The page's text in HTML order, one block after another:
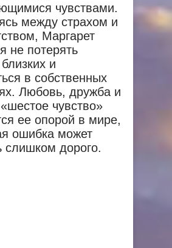
чувствами.
между страхом и
Маргарет
не потерять
и
в собственных
Любовь, дружба и
чувство»
ее опорой в мире,
ошибка может
слишком дорого.